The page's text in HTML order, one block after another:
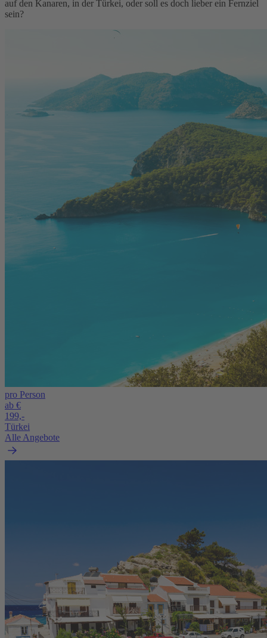
auf den Kanaren, in der Türkei, oder soll es doch lieber ein Fernziel
sein?
pro Person
ab €
199,-
Türkei
Alle Angebote